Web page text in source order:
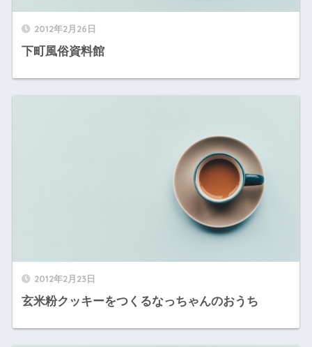
2012年2月26日
下町風俗資料館
2012年2月23日
玄米粉クッキーをつくるなっちゃんのおうち